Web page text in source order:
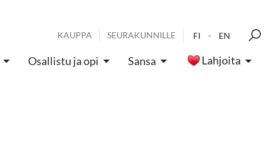
KAUPPA SEURAKUNNILLE FI EN
Osallistu ja opi Sansa Lahjoita